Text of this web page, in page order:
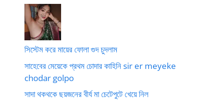
সিস্টেম করে মায়ের ফোলা গুদ চুদলাম
সাহেবের মেয়েকে প্রথম চোদার কাহিনি sir er meyeke
chodar golpo
সাদা থকথকে ছয়জনের বীর্য মা চেটেপুটে খেয়ে নিল